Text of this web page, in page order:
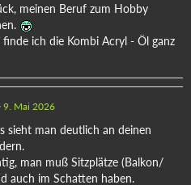
meinen Beruf zum Hobby
finde ich die Kombi Acryl - Öl ganz
9. Mai 2026
sieht man deutlich an deinen
man muß Sitzplätze (Balkon/
auch im Schatten haben.